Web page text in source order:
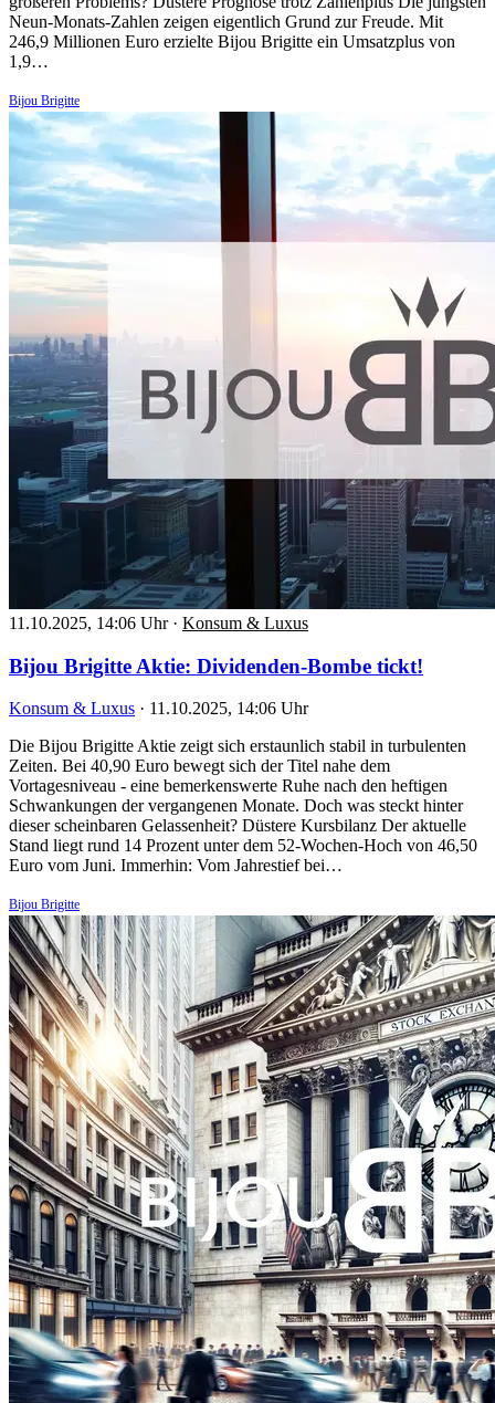
Neun-Monats-Zahlen zeigen eigentlich Grund zur Freude. Mit
246,9 Millionen Euro erzielte Bijou Brigitte ein Umsatzplus von
1,9…
Bijou Brigitte
11.10.2025, 14:06 Uhr · Konsum & Luxus
Bijou Brigitte Aktie: Dividenden-Bombe tickt!
Konsum & Luxus · 11.10.2025, 14:06 Uhr
Die Bijou Brigitte Aktie zeigt sich erstaunlich stabil in turbulenten
Zeiten. Bei 40,90 Euro bewegt sich der Titel nahe dem
Vortagesniveau - eine bemerkenswerte Ruhe nach den heftigen
Schwankungen der vergangenen Monate. Doch was steckt hinter
dieser scheinbaren Gelassenheit? Düstere Kursbilanz Der aktuelle
Stand liegt rund 14 Prozent unter dem 52-Wochen-Hoch von 46,50
Euro vom Juni. Immerhin: Vom Jahrestief bei…
Bijou Brigitte